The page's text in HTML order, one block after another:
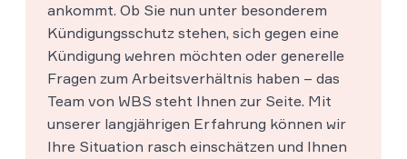
ankommt. Ob Sie nun unter besonderem
Kündigungsschutz stehen, sich gegen eine
Kündigung wehren möchten oder generelle
Fragen zum Arbeitsverhältnis haben – das
Team von WBS steht Ihnen zur Seite. Mit
unserer langjährigen Erfahrung können wir
Ihre Situation rasch einschätzen und Ihnen